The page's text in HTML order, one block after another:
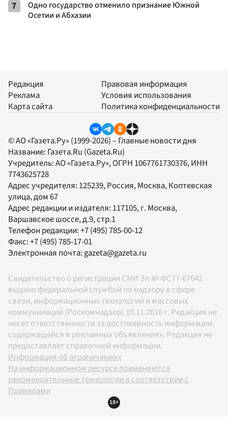
7
Одно государство отменило признание Южной
Осетии и Абхазии
Редакция
Реклама
Карта сайта
Правовая информация
Условия использования
Политика конфиденциальности
© АО «Газета.Ру» (1999-2026) – Главные новости дня
Название: Газета.Ru (Gazeta.Ru)
Учредитель:АО «Газета.Ру», ОГРН 1067761730376, ИНН
7743625728
Адрес учредителя: 125239, Россия, Москва, Коптевская
улица, дом 67
Адрес редакции и издателя: 117105, г. Москва,
Варшавское шоссе, д.9, стр.1
Телефон редакции:+7 (495) 785-00-12
Факс:+7 (495) 785-17-01
Электронная почта: gazeta@gazeta.ru
Свидетельство о регистрации СМИ Эл № ФС77-67642
выдано федеральной службой по надзору в сфере
связи, информационных технологий и массовых
коммуникаций (Роскомнадзор) 10.11.2016 г. Редакция не
несет ответственности за достоверность информации,
содержащейся в рекламных объявлениях. Редакция не
предоставляет справочной информации.
Информация об ограничениях
На информационном ресурсе применяются
рекомендательные технологии в соответствии с
Правилами
18+